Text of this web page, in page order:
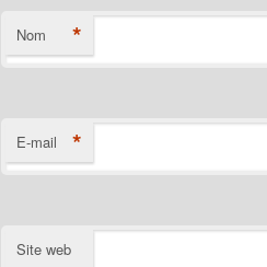
Nom *
E-mail *
Site web